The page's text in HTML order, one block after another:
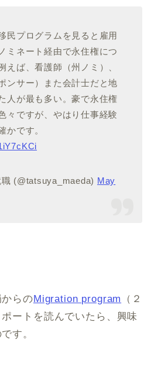
民プログラムを見ると雇用
ミネート経由で永住権につ
えば、看護師（州ノミ）、
ンサー）また会計士だと地
人が最も多い。豪で永住権
々ですが、やはり仕事経験
かです。
(@tatsuya_maeda) May
らのMigration program
（２
ートを読んでいたら、興味
す。